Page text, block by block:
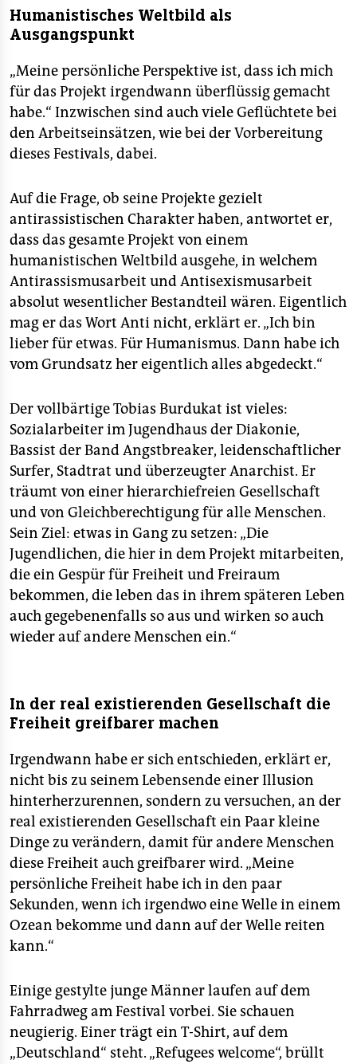
Humanistisches Weltbild als
Ausgangspunkt
„Meine persönliche Perspektive ist, dass ich mich
für das Projekt irgendwann überflüssig gemacht
habe.“ Inzwischen sind auch viele Geflüchtete bei
den Arbeitseinsätzen, wie bei der Vorbereitung
dieses Festivals, dabei.
Auf die Frage, ob seine Projekte gezielt
antirassistischen Charakter haben, antwortet er,
dass das gesamte Projekt von einem
humanistischen Weltbild ausgehe, in welchem
Antirassismusarbeit und Antisexismusarbeit
absolut wesentlicher Bestandteil wären. Eigentlich
mag er das Wort Anti nicht, erklärt er. „Ich bin
lieber für etwas. Für Humanismus. Dann habe ich
vom Grundsatz her eigentlich alles abgedeckt.“
Der vollbärtige Tobias Burdukat ist vieles:
Sozialarbeiter im Jugendhaus der Diakonie,
Bassist der Band Angstbreaker, leidenschaftlicher
Surfer, Stadtrat und überzeugter Anarchist. Er
träumt von einer hierarchiefreien Gesellschaft
und von Gleichberechtigung für alle Menschen.
Sein Ziel: etwas in Gang zu setzen: „Die
Jugendlichen, die hier in dem Projekt mitarbeiten,
die ein Gespür für Freiheit und Freiraum
bekommen, die leben das in ihrem späteren Leben
auch gegebenenfalls so aus und wirken so auch
wieder auf andere Menschen ein.“
In der real existierenden Gesellschaft die
Freiheit greifbarer machen
Irgendwann habe er sich entschieden, erklärt er,
nicht bis zu seinem Lebensende einer Illusion
hinterherzurennen, sondern zu versuchen, an der
real existierenden Gesellschaft ein Paar kleine
Dinge zu verändern, damit für andere Menschen
diese Freiheit auch greifbarer wird. „Meine
persönliche Freiheit habe ich in den paar
Sekunden, wenn ich irgendwo eine Welle in einem
Ozean bekomme und dann auf der Welle reiten
kann.“
Einige gestylte junge Männer laufen auf dem
Fahrradweg am Festival vorbei. Sie schauen
neugierig. Einer trägt ein T-Shirt, auf dem
„Deutschland“ steht. „Refugees welcome“, brüllt